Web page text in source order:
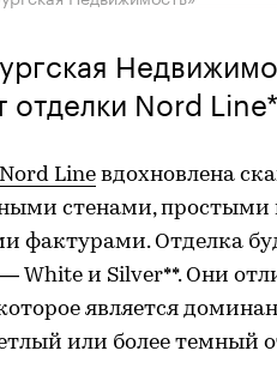
отделки Nord
Line вдохновлена
стенами,
фактурами. Отделка
White и Silver**. Они
является
или более темный